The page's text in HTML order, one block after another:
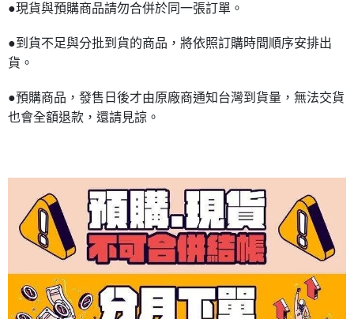
●現貨與預購商品請勿合併於同一張訂單。
●到貨不足與分批到貨的商品，將依照訂購時間順序安排出
貨。
●預購商品，發售日後才由原廠商通知台灣到貨量，無法交貨
也會全額退款，還請見諒。